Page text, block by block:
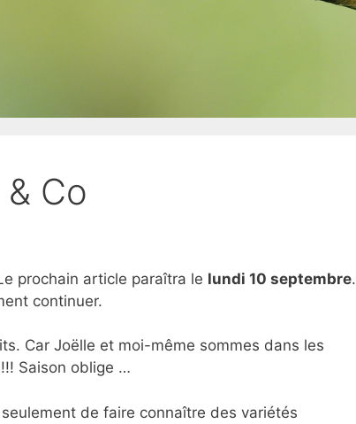
Co
prochain article paraîtra le lundi 10 septembre.
continuer.
Car Joëlle et moi-même sommes dans les
Saison oblige …
de faire connaître des variétés